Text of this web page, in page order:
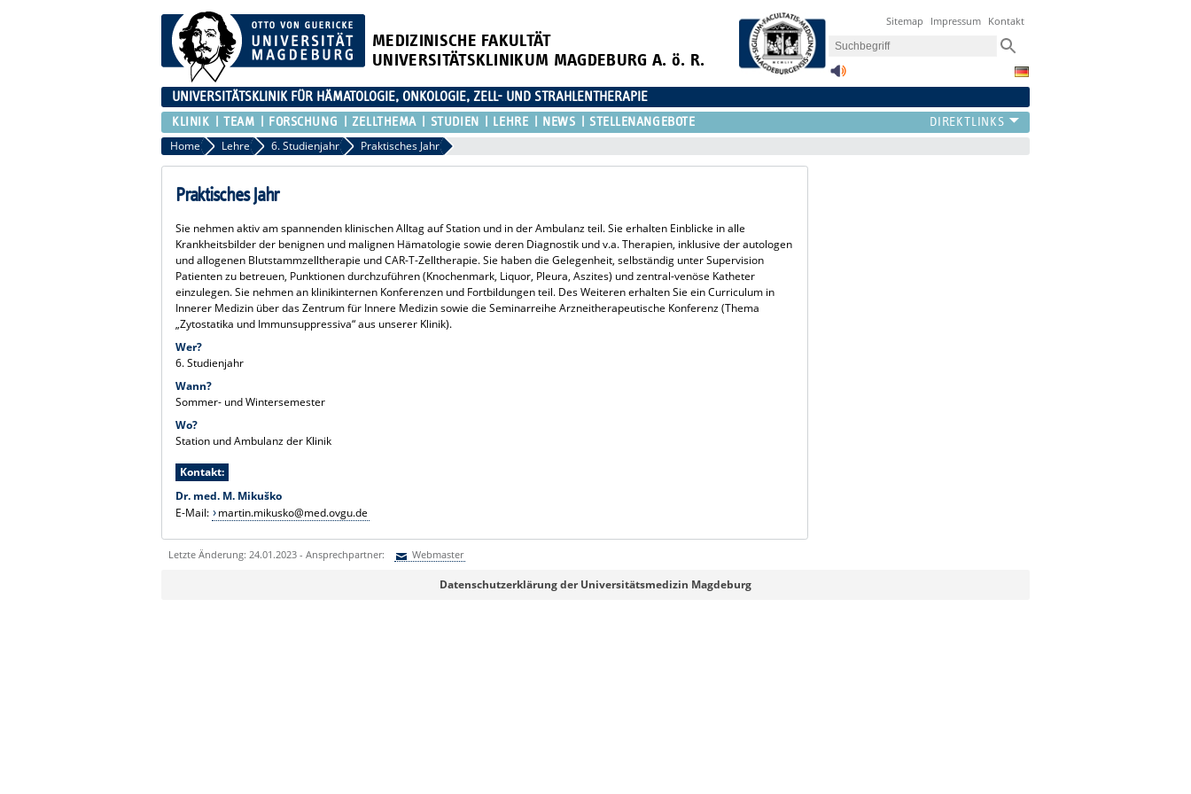
MEDIZINISCHE FAKULTÄT
UNIVERSITÄTSKLINIKUM MAGDEBURG A. ö. R.
Sitemap Impressum Kontakt
UNIVERSITÄTSKLINIK FÜR HÄMATOLOGIE, ONKOLOGIE, ZELL- UND STRAHLENTHERAPIE
KLINIK TEAM FORSCHUNG ZELLTHEMA STUDIEN LEHRE NEWS STELLENANGEBOTE
Home Lehre 6. Studienjahr Praktisches Jahr
Praktisches Jahr
Sie nehmen aktiv am spannenden klinischen Alltag auf Station und in der Ambulanz teil. Sie erhalten Einblicke in alle
Krankheitsbilder der benignen und malignen Hämatologie sowie deren Diagnostik und v.a. Therapien, inklusive der autologen
und allogenen Blutstammzelltherapie und CAR-T-Zelltherapie. Sie haben die Gelegenheit, selbständig unter Supervision
Patienten zu betreuen, Punktionen durchzuführen (Knochenmark, Liquor, Pleura, Aszites) und zentral-venöse Katheter
einzulegen. Sie nehmen an klinikinternen Konferenzen und Fortbildungen teil. Des Weiteren erhalten Sie ein Curriculum in
Innerer Medizin über das Zentrum für Innere Medizin sowie die Seminarreihe Arzneitherapeutische Konferenz (Thema
„Zytostatika und Immunsuppressiva“ aus unserer Klinik).
Wer?
6. Studienjahr
Wann?
Sommer- und Wintersemester
Wo?
Station und Ambulanz der Klinik
Kontakt:
Dr. med. M. Mikuško
E-Mail:
martin.mikusko@med.ovgu.de
Letzte Änderung: 24.01.2023 - Ansprechpartner: Webmaster
WebmasterDatenschutzerklärung der Universitätsmedizin Magdeburg